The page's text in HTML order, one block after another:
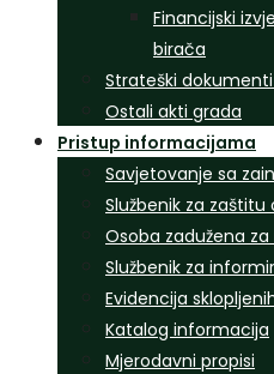
Financijski
birača
Strateški
Ostali akti grada
Pristup informacijama
Savjetovanje sa
Službenik za
Osoba zadužena
Službenik za
Evidencija
Katalog informacija
Mjerodavni propisi